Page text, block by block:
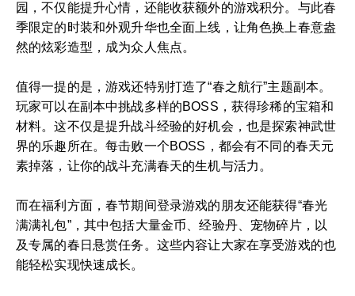
园，不仅能提升心情，还能收获额外的游戏积分。与此春
季限定的时装和外观升华也全面上线，让角色换上春意盎
然的炫彩造型，成为众人焦点。
值得一提的是，游戏还特别打造了“春之航行”主题副本。
玩家可以在副本中挑战多样的BOSS，获得珍稀的宝箱和
材料。这不仅是提升战斗经验的好机会，也是探索神武世
界的乐趣所在。每击败一个BOSS，都会有不同的春天元
素掉落，让你的战斗充满春天的生机与活力。
而在福利方面，春节期间登录游戏的朋友还能获得“春光
满满礼包”，其中包括大量金币、经验丹、宠物碎片，以
及专属的春日悬赏任务。这些内容让大家在享受游戏的也
能轻松实现快速成长。